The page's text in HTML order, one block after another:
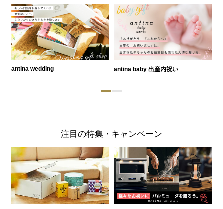
antina wedding antina baby 出産内祝い
注目の特集・キャンペーン